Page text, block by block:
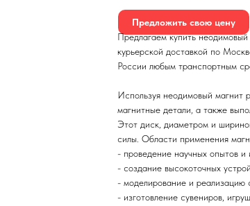
Предложить свою цену
Предлагаем купить
курьерской доставкой по
России любым транспортным
Используя неодимовый магнит
магнитные детали, а также
Этот диск, диаметром и
силы. Области применения
- проведение научных опытов и
- создание высокоточных
- моделирование и реализацию
- изготовление сувениров,